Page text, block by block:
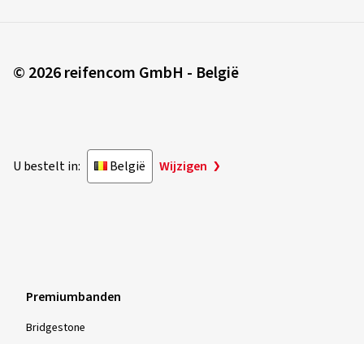
© 2026 reifencom GmbH - België
U bestelt in: België Wijzigen
Premiumbanden
Bridgestone